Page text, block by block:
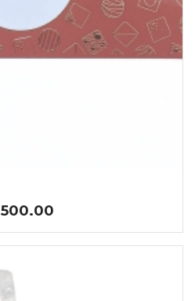
500.00
range:
CHF25.00